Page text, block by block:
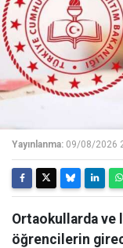
Yayınlanma: 09/08/2026
Ortaokullarda ve
öğrencilerin